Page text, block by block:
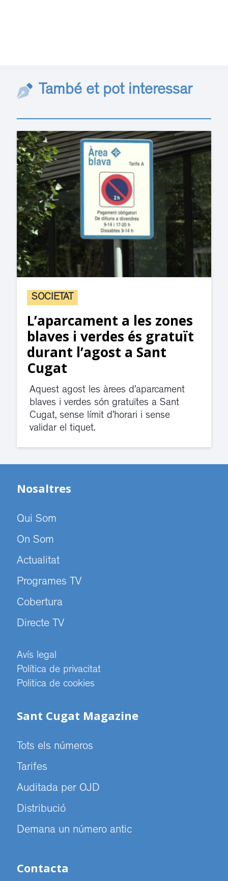
També et pot interessar
SOCIETAT
L’aparcament a les zones
blaves i verdes és gratuït
durant l’agost a Sant
Cugat
Aquest agost les àrees d’aparcament
blaves i verdes són gratuïtes a Sant
Cugat, sense límit d’horari i sense
validar el tiquet.
Nosaltres
Qui Som
On Som
Actualitat
Programes TV
Cobertura
Directe TV
Avís legal
Política de privacitat
Politica de cookies
Sant Cugat Magazine
Tots els números
Tarifes
Auditada per OJD
Distribució
Demana un número antic
Contacta